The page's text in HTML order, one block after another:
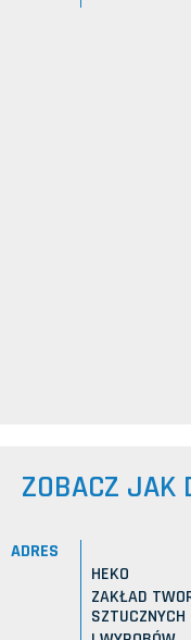
ZOBACZ JAK
ADRES
HEKO
ZAKŁAD
SZTUCZNYCH